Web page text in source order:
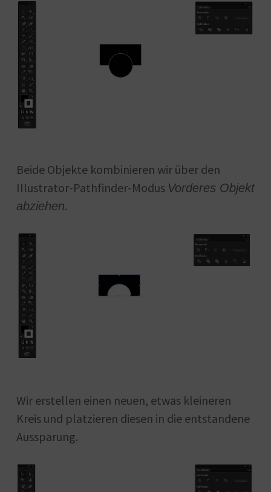
Beide Objekte kombinieren wir über den
Illustrator-Pathfinder-Modus Vorderes Objekt
abziehen.
Wir erstellen einen neuen, etwas kleineren
Kreis und platzieren diesen in die entstandene
Aussparung.